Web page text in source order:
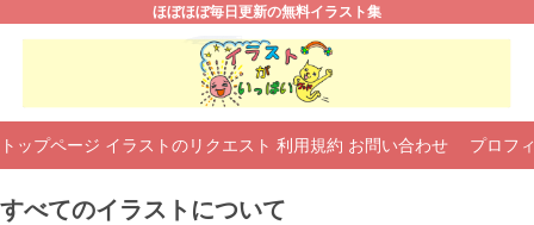
ほぼほぼ毎日更新の無料イラスト集
トップページ イラストのリクエスト 利用規約 お問い合わせ プロフ
すべてのイラストについて